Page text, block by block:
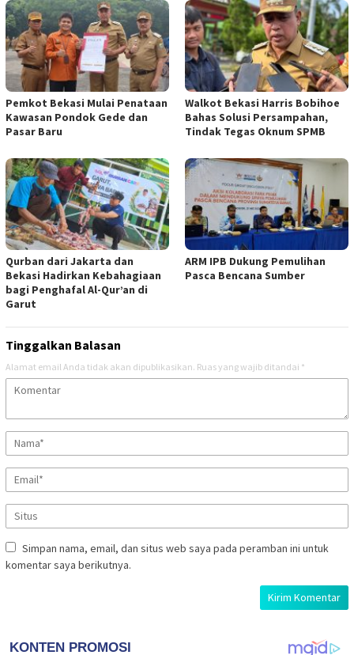
Pemkot Bekasi Mulai Penataan
Kawasan Pondok Gede dan
Pasar Baru
Walkot Bekasi Harris Bobihoe
Bahas Solusi Persampahan,
Tindak Tegas Oknum SPMB
Qurban dari Jakarta dan
Bekasi Hadirkan Kebahagiaan
bagi Penghafal Al-Qur’an di
Garut
ARM IPB Dukung Pemulihan
Pasca Bencana Sumber
Tinggalkan Balasan
Alamat email Anda tidak akan dipublikasikan. Ruas yang wajib ditandai *
Simpan nama, email, dan situs web saya pada peramban ini untuk
komentar saya berikutnya.